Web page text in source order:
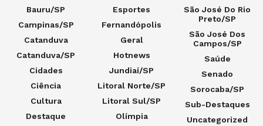
Bauru/SP
Campinas/SP
Catanduva
Catanduva/SP
Cidades
Ciência
Cultura
Destaque
Esportes
Fernandópolis
Geral
Hotnews
Jundiaí/SP
Litoral Norte/SP
Litoral Sul/SP
Olímpia
São José Do Rio
Preto/SP
São José Dos
Campos/SP
Saúde
Senado
Sorocaba/SP
Sub-Destaques
Uncategorized